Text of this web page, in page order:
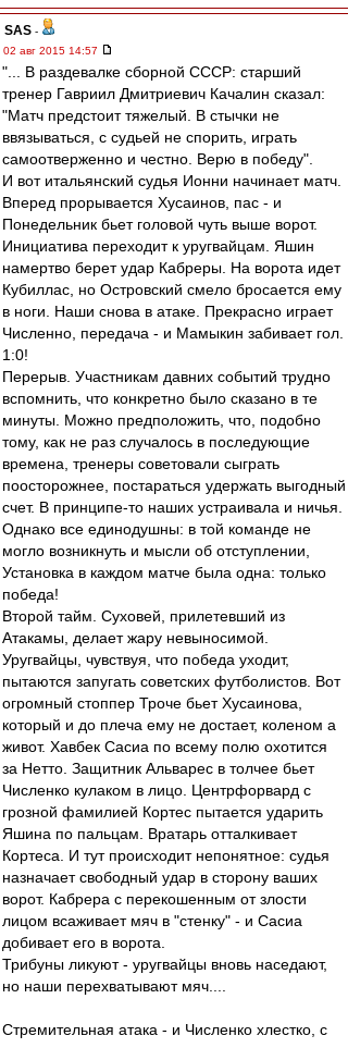
SAS -
02 авг 2015 14:57
"... В раздевалке сборной СССР: старший
тренер Гавриил Дмитриевич Качалин сказал:
"Матч предстоит тяжелый. В стычки не
ввязываться, с судьей не спорить, играть
самоотверженно и честно. Верю в победу".
И вот итальянский судья Ионни начинает матч.
Вперед прорывается Хусаинов, пас - и
Понедельник бьет головой чуть выше ворот.
Инициатива переходит к уругвайцам. Яшин
намертво берет удар Кабреры. На ворота идет
Кубиллас, но Островский смело бросается ему
в ноги. Наши снова в атаке. Прекрасно играет
Численно, передача - и Мамыкин забивает гол.
1:0!
Перерыв. Участникам давних событий трудно
вспомнить, что конкретно было сказано в те
минуты. Можно предположить, что, подобно
тому, как не раз случалось в последующие
времена, тренеры советовали сыграть
поосторожнее, постараться удержать выгодный
счет. В принципе-то наших устраивала и ничья.
Однако все единодушны: в той команде не
могло возникнуть и мысли об отступлении,
Установка в каждом матче была одна: только
победа!
Второй тайм. Суховей, прилетевший из
Атакамы, делает жару невыносимой.
Уругвайцы, чувствуя, что победа уходит,
пытаются запугать советских футболистов. Вот
огромный стоппер Троче бьет Хусаинова,
который и до плеча ему не достает, коленом а
живот. Хавбек Сасиа по всему полю охотится
за Нетто. Защитник Альварес в толчее бьет
Численко кулаком в лицо. Центрфорвард с
грозной фамилией Кортес пытается ударить
Яшина по пальцам. Вратарь отталкивает
Кортеса. И тут происходит непонятное: судья
назначает свободный удар в сторону ваших
ворот. Кабрера с перекошенным от злости
лицом всаживает мяч в "стенку" - и Сасиа
добивает его в ворота.
Трибуны ликуют - уругвайцы вновь наседают,
но наши перехватывают мяч....
Стремительная атака - и Численко хлестко, с